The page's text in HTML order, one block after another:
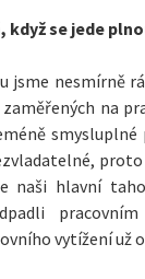
když se jede
jsme nesmírně
na
naši hlavní
vytížení už